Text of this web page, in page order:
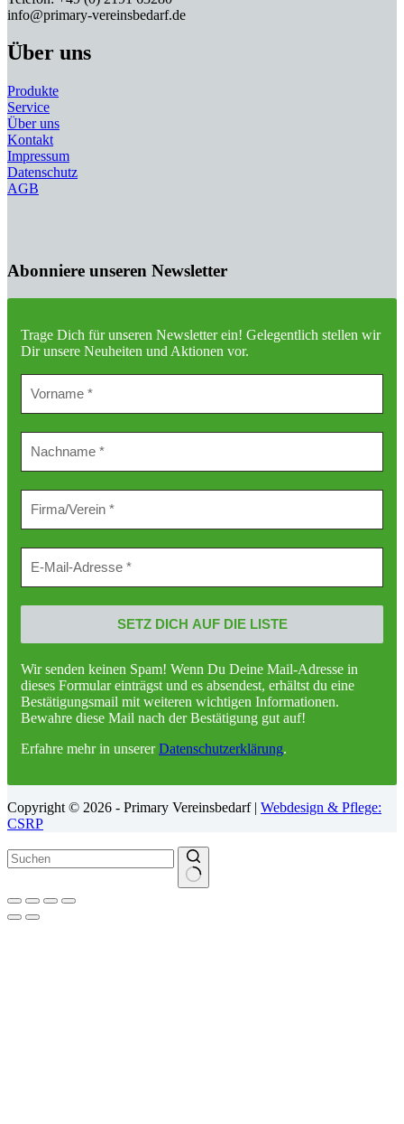
info@primary-vereinsbedarf.de
Über uns
Produkte
Service
Über uns
Kontakt
Impressum
Datenschutz
AGB
Abonniere unseren Newsletter
Trage Dich für unseren Newsletter ein! Gelegentlich stellen wir
Dir unsere Neuheiten und Aktionen vor.
Wir senden keinen Spam! Wenn Du Deine Mail-Adresse in
dieses Formular einträgst und es absendest, erhältst du eine
Bestätigungsmail mit weiteren wichtigen Informationen.
Bewahre diese Mail nach der Bestätigung gut auf!
Erfahre mehr in unsererDatenschutzerklärung.
Copyright © 2026 - Primary Vereinsbedarf | Webdesign & Pflege:
CSRP
Keine
Ergebnisse